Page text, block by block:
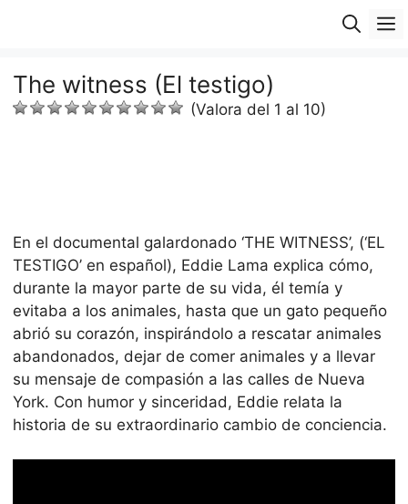
The witness (El testigo)
(Valora del 1 al 10)
En el documental galardonado ‘THE WITNESS’, (‘EL
TESTIGO’ en español), Eddie Lama explica cómo,
durante la mayor parte de su vida, él temía y
evitaba a los animales, hasta que un gato pequeño
abrió su corazón, inspirándolo a rescatar animales
abandonados, dejar de comer animales y a llevar
su mensaje de compasión a las calles de Nueva
York. Con humor y sinceridad, Eddie relata la
historia de su extraordinario cambio de conciencia.